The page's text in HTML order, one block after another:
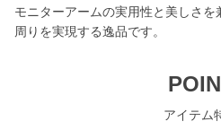
モニターアームの実用性と美しさ
周りを実現する逸品です。
アイテム